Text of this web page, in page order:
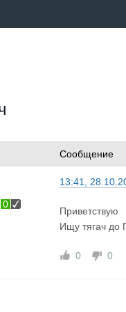
Сообщение
0
13:41,
Приветствую
Ищу тягач до
0 0